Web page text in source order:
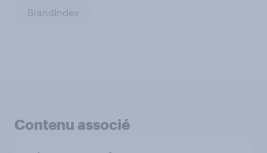
BrandIndex
Contenu associé